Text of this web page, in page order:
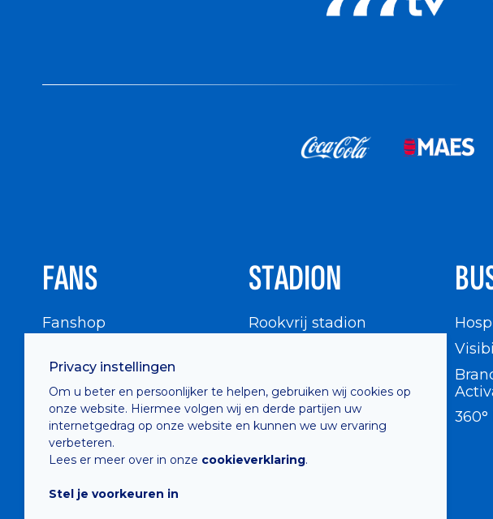
Privacy instellingen
Om u beter en persoonlijker te helpen, gebruiken wij cookies op
onze website. Hiermee volgen wij en derde partijen uw
internetgedrag op onze website en kunnen we uw ervaring
verbeteren.
Lees er meer over in onze cookieverklaring.
Stel je voorkeuren in
FANS
Fanshop
Supportersraad
Buffalo Kids Club
Supportersfederatie
Supportersclubs
Fotoalbums
STADION
Rookvrij stadion